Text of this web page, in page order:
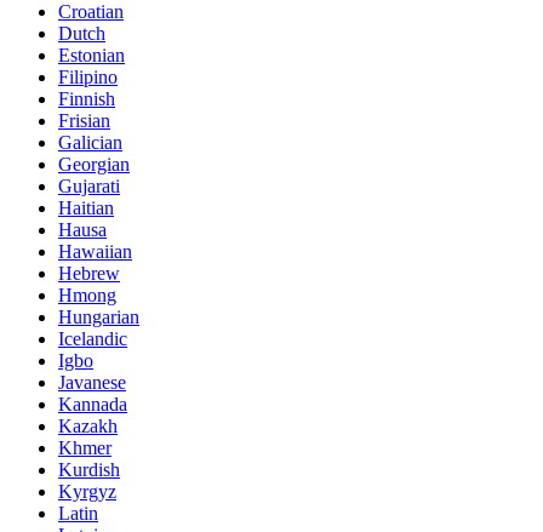
Croatian
Dutch
Estonian
Filipino
Finnish
Frisian
Galician
Georgian
Gujarati
Haitian
Hausa
Hawaiian
Hebrew
Hmong
Hungarian
Icelandic
Igbo
Javanese
Kannada
Kazakh
Khmer
Kurdish
Kyrgyz
Latin